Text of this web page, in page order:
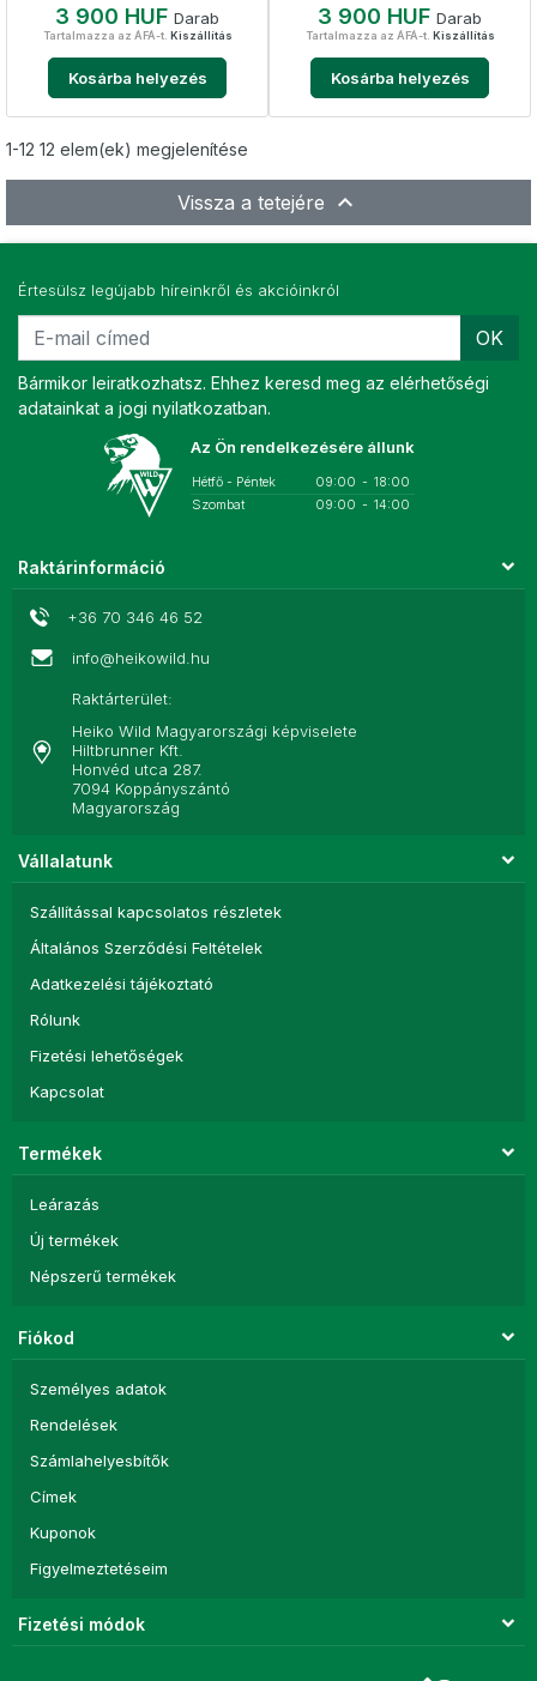
Ár
3 900 HUF Darab
Tartalmazza az ÁFÁ-t. Kiszállítás
Kosárba helyezés
Ár
3 900 HUF Darab
Tartalmazza az ÁFÁ-t. Kiszállítás
Kosárba helyezés
1-12 12 elem(ek) megjelenítése
Vissza a tetejére 
Értesülsz legújabb híreinkről és akcióinkról
OK
Bármikor leiratkozhatsz. Ehhez keresd meg az elérhetőségi
adatainkat a jogi nyilatkozatban.
Az Ön rendelkezésére állunk
Hétfő - Péntek 09:00 - 18:00
Szombat
09:00 - 14:00
Raktárinformáció
+36 70 346 46 52
info@heikowild.hu
Raktárterület:
Heiko Wild Magyarországi képviselete
Hiltbrunner Kft.
Honvéd utca 287.
7094 Koppányszántó
Magyarország
Vállalatunk
Szállítással kapcsolatos részletek
Általános Szerződési Feltételek
Adatkezelési tájékoztató
Rólunk
Fizetési lehetőségek
Kapcsolat
Termékek
Leárazás
Új termékek
Népszerű termékek
Fiókod
Személyes adatok
Rendelések
Számlahelyesbítők
Címek
Kuponok
Figyelmeztetéseim
Fizetési módok